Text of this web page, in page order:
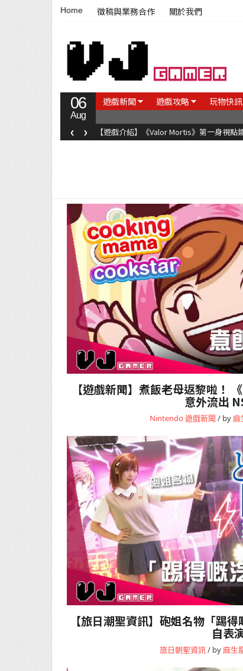
Home 徵稿與業務合作 關於我們
06
Aug
遊戲新聞 遊戲攻略 玩物快訊
【遊戲介紹】《Valor Mortis》第一身視
‹ ›
【遊戲新聞】煮飯老母返黎啦！
意外流出
Nintendo遊戲新聞 / by麻
【旅日潮聖資訊】砲姐名物「踢
自表
旅日朝聖資訊/ by麻生